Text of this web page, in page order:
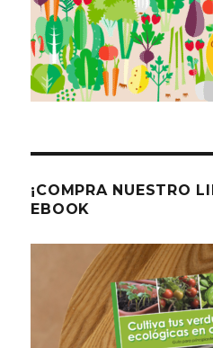
¡COMPRA NUESTRO
EBOOK